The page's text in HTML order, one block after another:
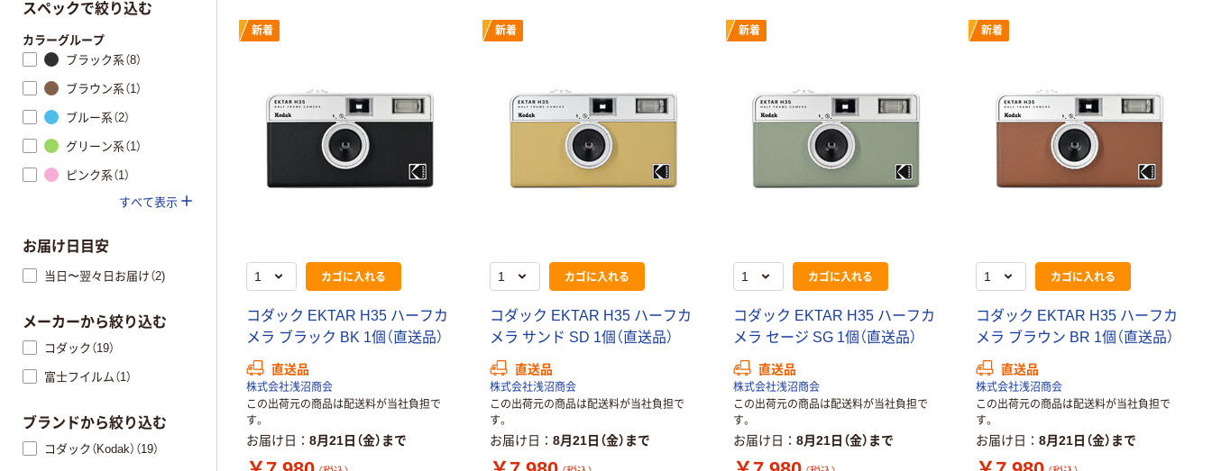
新着
カゴに入れる
コダック EKTAR H35 ハーフカ
メラ ブラック BK 1個（直送品）
直送品
株式会社浅沼商会
この出荷元の商品は配送料が当社負担で
す。
お届け日 8月21日（金）まで
新着
カゴに入れる
コダック EKTAR H35 ハーフカ
メラ サンド SD 1個（直送品）
直送品
株式会社浅沼商会
この出荷元の商品は配送料が当社負担で
す。
お届け日 8月21日（金）まで
新着
カゴに入れる
コダック EKTAR H35 ハーフカ
メラ セージ SG 1個（直送品）
直送品
株式会社浅沼商会
この出荷元の商品は配送料が当社負担で
す。
お届け日 8月21日（金）まで
新着
カゴに入れる
コダック EKTAR H35 ハーフカ
メラ ブラウン BR 1個（直送品）
直送品
株式会社浅沼商会
この出荷元の商品は配送料が当社負担で
す。
お届け日 8月21日（金）まで
スペックで絞り込む
カラーグループ
ブラック系（8）
ブラウン系（1）
ブルー系（2）
グリーン系（1）
ピンク系（1）
すべて表示
お届け日目安
当日〜翌々日お届け（2)
メーカーから絞り込む
コダック（19）
富士フイルム（1）
ブランドから絞り込む
コダック（Kodak）（19）